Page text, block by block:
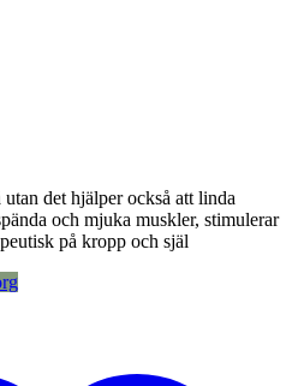
det hjälper också att linda
och mjuka muskler, stimulerar
på kropp och själ